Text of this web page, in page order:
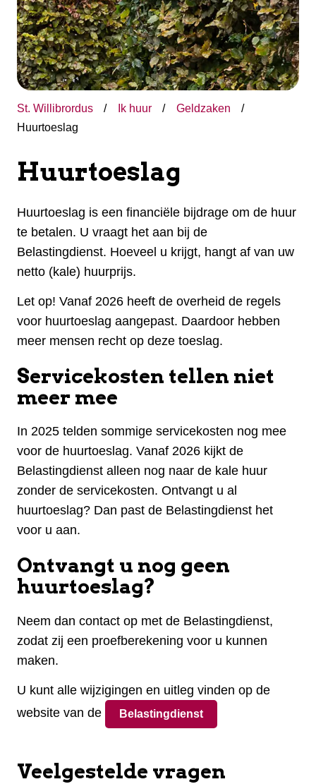
St. Willibrordus Ik huur
Geldzaken
Huurtoeslag
Huurtoeslag
Huurtoeslag is een financiële bijdrage om de huur
te betalen. U vraagt het aan bij de
Belastingdienst. Hoeveel u krijgt, hangt af van uw
netto (kale) huurprijs.
Let op! Vanaf 2026 heeft de overheid de regels
voor huurtoeslag aangepast. Daardoor hebben
meer mensen recht op deze toeslag.
Servicekosten tellen niet
meer mee
In 2025 telden sommige servicekosten nog mee
voor de huurtoeslag. Vanaf 2026 kijkt de
Belastingdienst alleen nog naar de kale huur
zonder de servicekosten. Ontvangt u al
huurtoeslag? Dan past de Belastingdienst het
voor u aan.
Ontvangt u nog geen
huurtoeslag?
Neem dan contact op met de Belastingdienst,
zodat zij een proefberekening voor u kunnen
maken.
U kunt alle wijzigingen en uitleg vinden op de
website van de
Belastingdienst
Veelgestelde vragen